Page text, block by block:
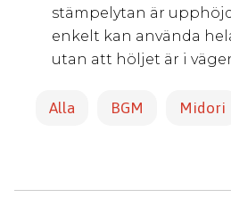
stämpelytan är
enkelt kan använda
utan att höljet är i
Alla BGM Midori